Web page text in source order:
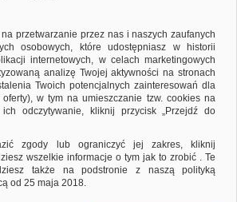
przetwarzanie przez nas i naszych zaufanych
osobowych, które udostępniasz w historii
internetowych, w celach marketingowych
analizę Twojej aktywności na stronach
Twoich potencjalnych zainteresowań dla
w tym na umieszczanie tzw. cookies na
odczytywanie, kliknij przycisk „Przejdź do
zgody lub ograniczyć jej zakres, kliknij
wszelkie informacje o tym jak to zrobić . Te
także na podstronie z naszą polityką
od 25 maja 2018.